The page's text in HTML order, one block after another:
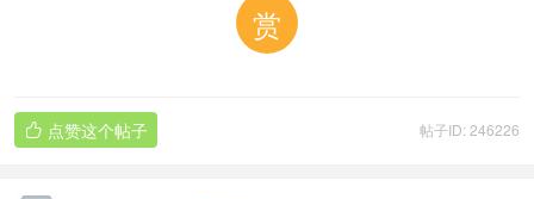
赏
帖子ID: 246226
 点赞这个帖子